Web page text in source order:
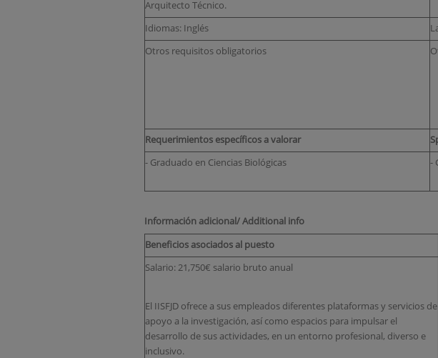
Arquitecto Técnico.
Idiomas: Inglés
Otros requisitos obligatorios
Requerimientos específicos a valorar
- Graduado en Ciencias Biológicas
-
Información adicional/ Additional info
Beneficios asociados al puesto
Salario: 21,750€ salario bruto anual
El IISFJD ofrece a sus empleados diferentes plataformas y servicios de
apoyo a la investigación, así como espacios para impulsar el
desarrollo de sus actividades, en un entorno profesional, diverso e
inclusivo.